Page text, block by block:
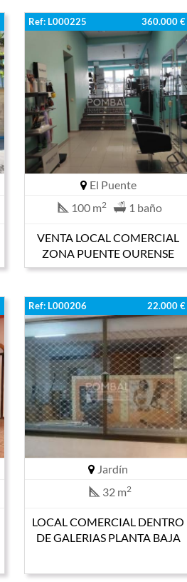
Ref: L000225 360.000 €
El Puente
100 m2 1 baño
VENTA LOCAL COMERCIAL
ZONA PUENTE OURENSE
Ref: L000206 22.000 €
Jardín
32 m2
LOCAL COMERCIAL DENTRO
DE GALERIAS PLANTA BAJA